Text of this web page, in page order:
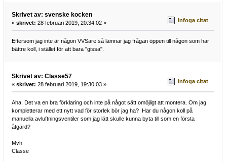
Skrivet av: svenske kocken
« skrivet: 28 februari 2019, 20:34:02 » Infoga citat
Eftersom jag inte är någon VVSare så lämnar jag frågan öppen till någon som har
bättre koll, i stället för att bara "gissa".
Skrivet av: Classe57
« skrivet: 28 februari 2019, 19:30:03 » Infoga citat
Aha. Det va en bra förklaring och inte på något sätt omöjligt att montera. Om jag
kompletterar med ett nytt vad för storlek bör jag ha? Har du någon koll på
manuella avluftningsventiler som jag lätt skulle kunna byta till som en första
åtgärd?
Mvh
Classe